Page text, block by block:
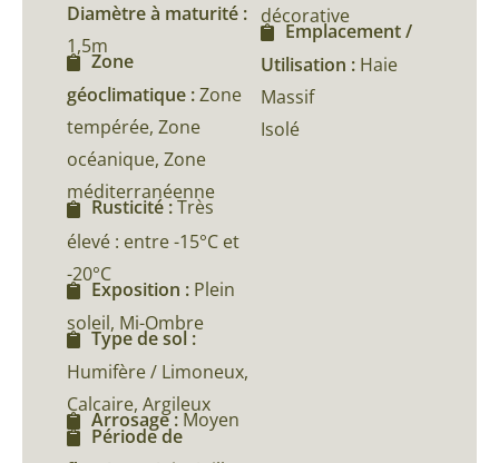
Diamètre à maturité :
1,5m
Zone
géoclimatique :Zone
tempérée, Zone
océanique, Zone
méditerranéenne
Rusticité :Très
élevé : entre -15°C et
-20°C
Exposition : Plein
soleil, Mi-Ombre
Type de sol :
Humifère / Limoneux,
Calcaire, Argileux
Arrosage : Moyen
Période de
décorative
Emplacement /
Utilisation : Haie
Massif
Isolé